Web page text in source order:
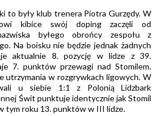
to były klub trenera Piotra Gurzędy. W
kibice swój doping zaczęli od
byłego obrońcy zespołu z
Na boisku nie będzie jednak żadnych
aktualnie 8. pozycję w lidze z 39.
7. punktów przewagi nad Stomilem.
utrzymania w rozgrywkach ligowych. W
u siebie 1:1 z Polonią Lidzbark
Świt punktuje identycznie jak Stomil
tym roku 13. punktów w III lidze.